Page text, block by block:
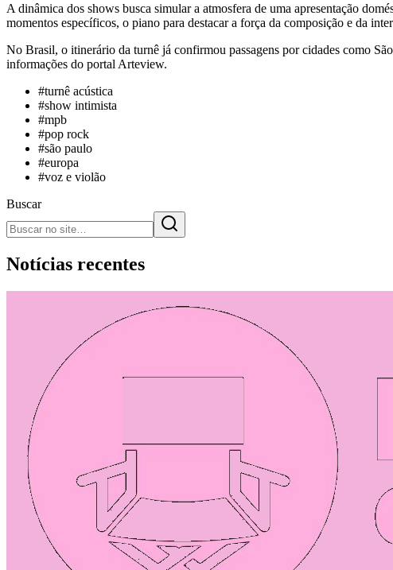
A dinâmica dos shows busca simular a atmosfera de uma apresentação
momentos específicos, o piano para destacar a força da composição e da
No Brasil, o itinerário da turnê já confirmou passagens por cidades como
informações do portal Arteview.
#turnê acústica
#show intimista
#mpb
#pop rock
#são paulo
#europa
#voz e violão
Buscar
Notícias recentes